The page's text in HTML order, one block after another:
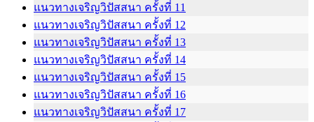
แนวทางเจริญวิปัสสนา ครั้งที่ 11
แนวทางเจริญวิปัสสนา ครั้งที่ 12
แนวทางเจริญวิปัสสนา ครั้งที่ 13
แนวทางเจริญวิปัสสนา ครั้งที่ 14
แนวทางเจริญวิปัสสนา ครั้งที่ 15
แนวทางเจริญวิปัสสนา ครั้งที่ 16
แนวทางเจริญวิปัสสนา ครั้งที่ 17